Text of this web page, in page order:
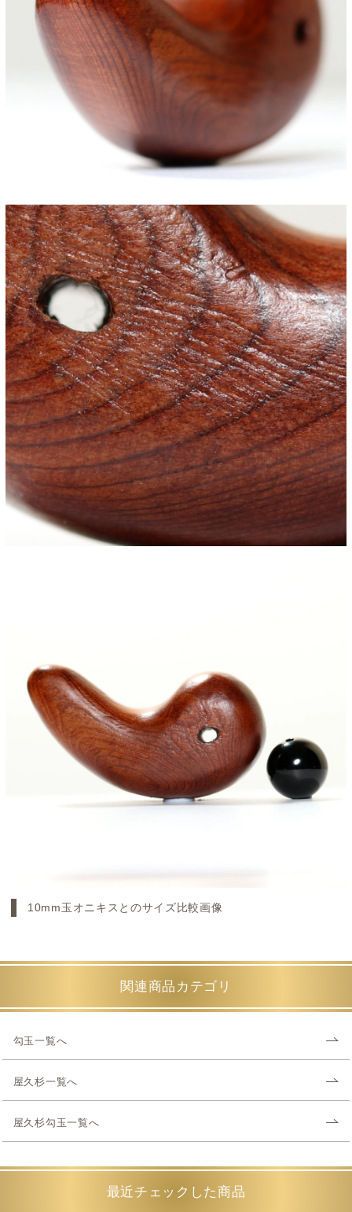
10mm玉オニキスとのサイズ比較画像
関連商品カテゴリ
勾玉一覧へ
屋久杉一覧へ
屋久杉勾玉一覧へ
最近チェックした商品